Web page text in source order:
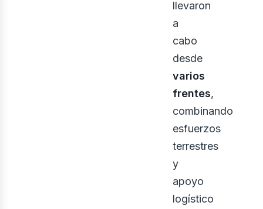
llevaron
a
cabo
desde
varios
frentes,
combinando
esfuerzos
terrestres
y
apoyo
logístico